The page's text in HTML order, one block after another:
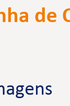
de